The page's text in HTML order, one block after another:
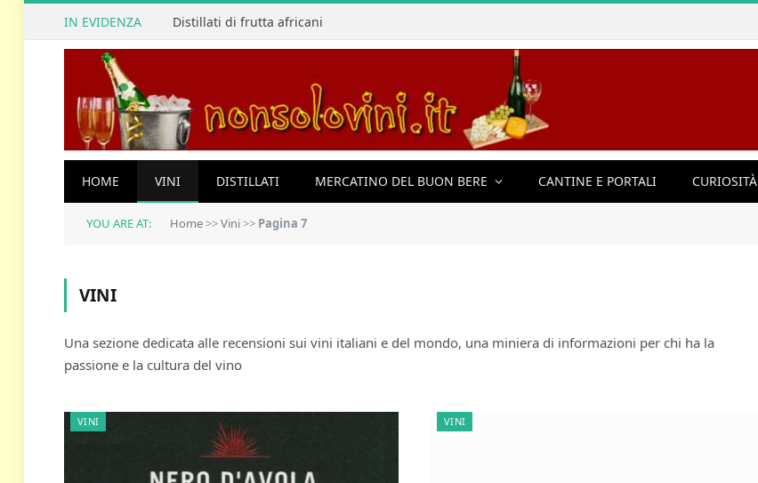
IN EVIDENZA Distillati di frutta africani
HOME VINI DISTILLATI MERCATINO DEL BUON BERE CANTINE E PORTALI CURIOSITÀ
YOU ARE AT: Home>>Vini>> Pagina 7
VINI
Una sezione dedicata alle recensioni sui vini italiani e del mondo, una miniera di informazioni per chi ha la
passione e la cultura del vino
VINI VINI